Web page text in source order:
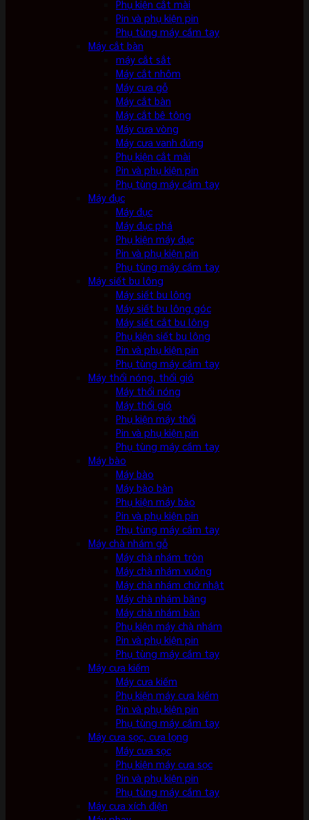
Phụ kiện cắt mài
Pin và phụ kiện pin
Phụ tùng máy cầm tay
Máy cắt bàn
máy cắt sắt
Máy cắt nhôm
Máy cưa gỗ
Máy cắt bàn
Máy cắt bê tông
Máy cưa vòng
Máy cưa vanh đứng
Phụ kiện cắt mài
Pin và phụ kiện pin
Phụ tùng máy cầm tay
Máy đục
Máy đục
Máy đục phá
Phụ kiện máy đục
Pin và phụ kiện pin
Phụ tùng máy cầm tay
Máy siết bu lông
Máy siết bu lông
Máy siết bu lông góc
Máy siết cắt bu lông
Phụ kiện siết bu lông
Pin và phụ kiện pin
Phụ tùng máy cầm tay
Máy thổi nóng, thổi gió
Máy thổi nóng
Máy thổi gió
Phụ kiện máy thổi
Pin và phụ kiện pin
Phụ tùng máy cầm tay
Máy bào
Máy bào
Máy bào bàn
Phụ kiện máy bào
Pin và phụ kiện pin
Phụ tùng máy cầm tay
Máy chà nhám gỗ
Máy chà nhám tròn
Máy chà nhám vuông
Máy chà nhám chữ nhật
Máy chà nhám băng
Máy chà nhám bàn
Phụ kiện máy chà nhám
Pin và phụ kiện pin
Phụ tùng máy cầm tay
Máy cưa kiếm
Máy cưa kiếm
Phụ kiện máy cưa kiếm
Pin và phụ kiện pin
Phụ tùng máy cầm tay
Máy cưa sọc, cưa lọng
Máy cưa sọc
Phụ kiện máy cưa sọc
Pin và phụ kiện pin
Phụ tùng máy cầm tay
Máy cưa xích điện